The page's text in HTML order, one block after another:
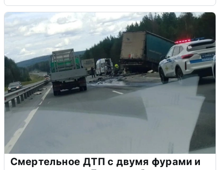
Смертельное ДТП с двумя фурами и